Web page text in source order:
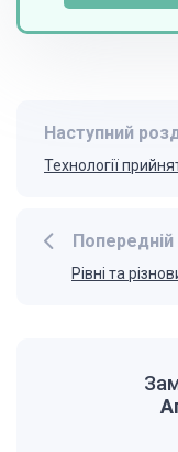
Попередній
Рівні та
Наступний
Технології